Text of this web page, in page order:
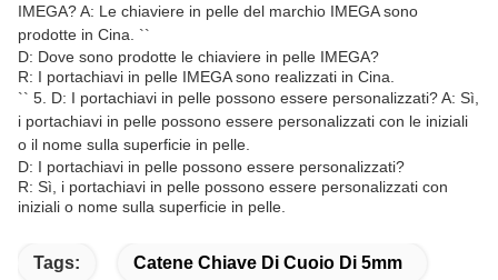
IMEGA? A: Le chiaviere in pelle del marchio IMEGA sono
prodotte in Cina. ``
D: Dove sono prodotte le chiaviere in pelle IMEGA?
R: I portachiavi in pelle IMEGA sono realizzati in Cina.
`` 5. D: I portachiavi in pelle possono essere personalizzati? A: Sì,
i portachiavi in pelle possono essere personalizzati con le iniziali
o il nome sulla superficie in pelle.
D: I portachiavi in pelle possono essere personalizzati?
R: Sì, i portachiavi in pelle possono essere personalizzati con
iniziali o nome sulla superficie in pelle.
Tags: Catene Chiave Di Cuoio Di 5mm